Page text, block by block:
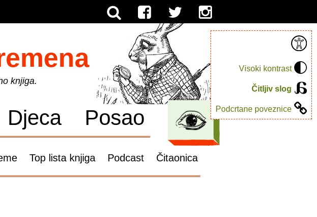
Visoki kontrast
Čitljiv slog
Podcrtane poveznice
knjiga.
Djeca Posao
Top lista knjiga Podcast Čitaonica